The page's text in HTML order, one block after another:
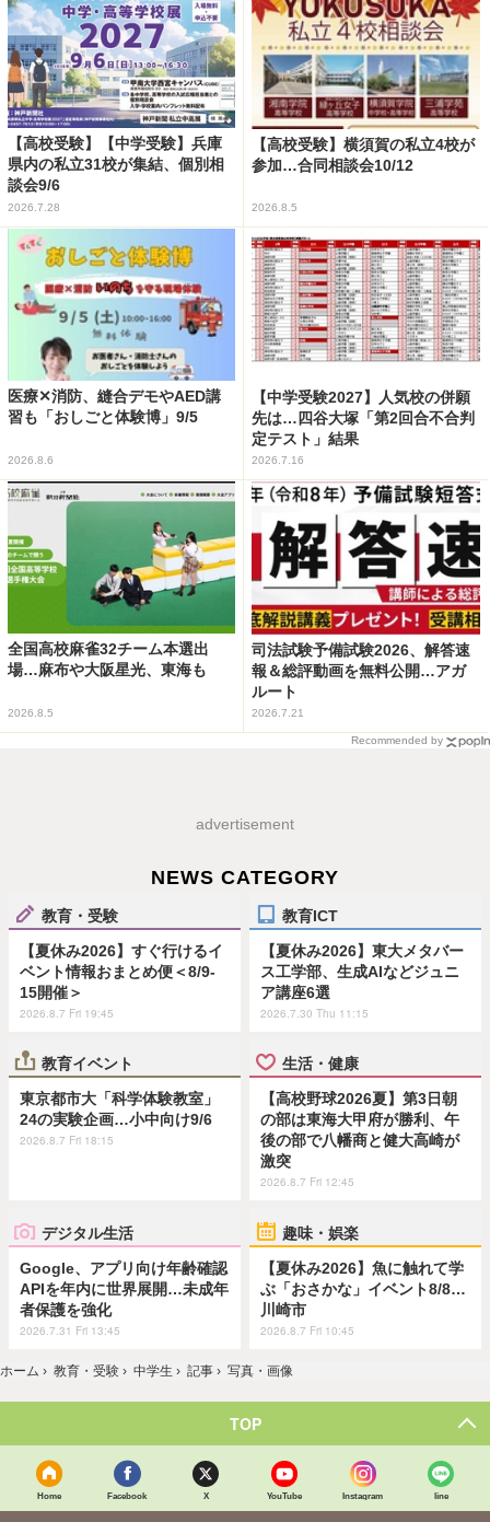
【高校受験】【中学受験】兵庫
県内の私立31校が集結、個別相
談会9/6
2026.7.28
【高校受験】横須賀の私立4校が
参加…合同相談会10/12
2026.8.5
医療✕消防、縫合デモやAED講
習も「おしごと体験博」9/5
2026.8.6
【中学受験2027】人気校の併願
先は…四谷大塚「第2回合不合判
定テスト」結果
2026.7.16
全国高校麻雀32チーム本選出
場…麻布や大阪星光、東海も
2026.8.5
司法試験予備試験2026、解答速
報＆総評動画を無料公開…アガ
ルート
2026.7.21
Recommended by
advertisement
NEWS CATEGORY
教育・受験
【夏休み2026】すぐ行けるイ
ベント情報おまとめ便＜8/9-
15開催＞
2026.8.7 Fri 19:45
教育ICT
【夏休み2026】東大メタバー
ス工学部、生成AIなどジュニ
ア講座6選
2026.7.30 Thu 11:15
教育イベント
東京都市大「科学体験教室」
24の実験企画…小中向け9/6
2026.8.7 Fri 18:15
生活・健康
【高校野球2026夏】第3日朝
の部は東海大甲府が勝利、午
後の部で八幡商と健大高崎が
激突
2026.8.7 Fri 12:45
デジタル生活
Google、アプリ向け年齢確認
APIを年内に世界展開…未成年
者保護を強化
2026.7.31 Fri 13:45
趣味・娯楽
【夏休み2026】魚に触れて学
ぶ「おさかな」イベント8/8…
川崎市
2026.8.7 Fri 10:45
ホーム › 教育・受験 › 中学生 › 記事 › 写真・画像
TOP
Home Facebook X YouTube Instagram line